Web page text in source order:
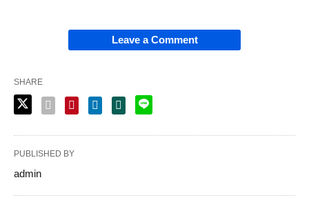
Leave a Comment
SHARE
PUBLISHED BY
admin